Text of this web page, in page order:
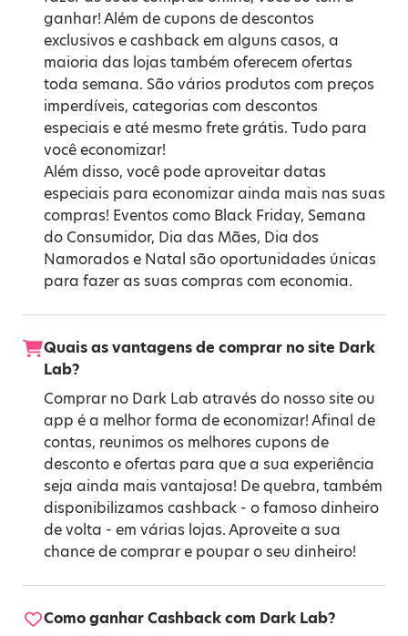
ganhar! Além de cupons de descontos
exclusivos e cashback em alguns casos, a
maioria das lojas também oferecem ofertas
toda semana. São vários produtos com preços
imperdíveis, categorias com descontos
especiais e até mesmo frete grátis. Tudo para
você economizar!
Além disso, você pode aproveitar datas
especiais para economizar ainda mais nas suas
compras! Eventos como Black Friday, Semana
do Consumidor, Dia das Mães, Dia dos
Namorados e Natal são oportunidades únicas
para fazer as suas compras com economia.
Quais as vantagens de comprar no site Dark
Lab?
Comprar no Dark Lab através do nosso site ou
app é a melhor forma de economizar! Afinal de
contas, reunimos os melhores cupons de
desconto e ofertas para que a sua experiência
seja ainda mais vantajosa! De quebra, também
disponibilizamos cashback - o famoso dinheiro
de volta - em várias lojas. Aproveite a sua
chance de comprar e poupar o seu dinheiro!
Como ganhar Cashback com Dark Lab?